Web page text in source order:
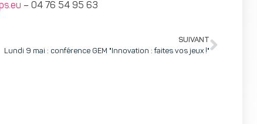
– 04 76 54 95 63
SUIVANT
Lundi 9 mai : conférence GEM "Innovation : faites vos jeux !"